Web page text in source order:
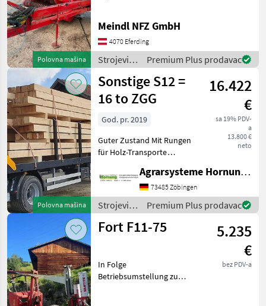
Polovna mašina
Meindl NFZ GmbH
4070 Eferding
Strojevi i
oprema
za travu i
baliranje /
Sonstige
Premium Plus prodavac
Polovna mašina
Sonstige S12 =
16 to ZGG
16.422
€
sa 19% PDV-
a
13.800 €
neto
God. pr. 2019
Guter Zustand Mit Rungen
für Holz-Transporte
einfach melden Thomas
0171 80 89 838 Strojevi i
oprema za travu i baliranje
Prikolice za sila
Agrarsysteme Hornung GmbH & Co. KG
73485 Zöbingen
Strojevi i
oprema
za travu i
Premium Plus prodavac
Fort F11-75
5.235
€
bez PDV-a
In Folge
Betriebsumstellung zu